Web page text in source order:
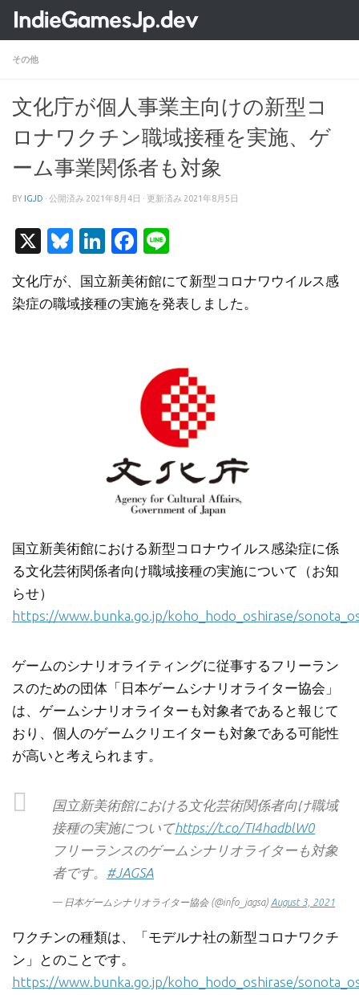
コンテンツへスキップ
その他
文化庁が個人事業主向けの新型コ
ロナワクチン職域接種を実施、ゲ
ーム事業関係者も対象
BY IGJD · 公開済み 2021年8月4日 · 更新済み 2021年8月5日
X Bluesky
LinkedIn
Facebook
文化庁が、国立新美術館にて新型コロナワウイルス感
染症の職域接種の実施を発表しました。
国立新美術館における新型コロナウイルス感染症に係
る文化芸術関係者向け職域接種の実施について（お知
らせ）
https://www.bunka.go.jp/koho_hodo_oshirase/
ゲームのシナリオライティングに従事するフリーラン
スのための団体「日本ゲームシナリオライター協会」
は、ゲームシナリオライターも対象者であると報じて
おり、個人のゲームクリエイターも対象である可能性
が高いと考えられます。
国立新美術館における文化芸術関係者向け職域
接種の実施についてhttps://t.co/TI4hadblW0
フリーランスのゲームシナリオライターも対象
者です。 #JAGSA
— 日本ゲームシナリオライター協会 (@info_jagsa) August 3, 2021
ワクチンの種類は、「モデルナ社の新型コロナワクチ
ン」とのことです。
https://www.bunka.go.jp/koho_hodo_oshirase/